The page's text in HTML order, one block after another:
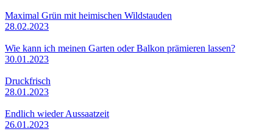
Maximal Grün mit heimischen Wildstauden
28.02.2023
Wie kann ich meinen Garten oder Balkon prämieren lassen?
30.01.2023
Druckfrisch
28.01.2023
Endlich wieder Aussaatzeit
26.01.2023